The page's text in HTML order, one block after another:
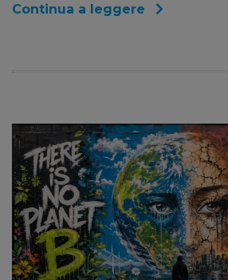
Continua a leggere